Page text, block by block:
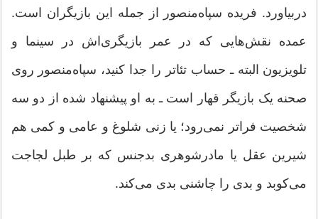
دربیاورد. فریده سپاه‌منصور از جمله این بازیگران است.
عمده نقش‌هایی که در عمر بازیگری‌اش در سینما و
تلویزیون البته ـ حساب تئاتر را جدا کنید، سپاه‌منصور روی
صحنه یک بازیگر قهار است ـ به او پیشنهاد شده از دو سه
شخصیت فراتر نمی‌رود؛ یا زنی شلوغ و عامی و کمی هم
شیرین عقل یا مادرشوهری بدجنس که بر طبل لجاجت
می‌کوبد و بدی را چاشنی بدی می‌کند.